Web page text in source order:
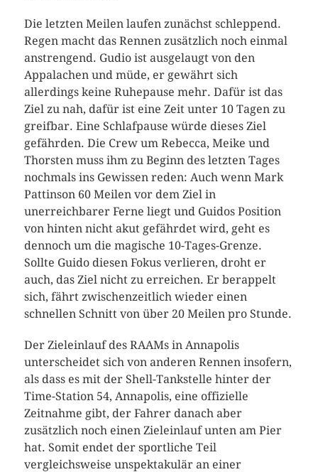
Die letzten Meilen laufen zunächst schleppend.
Regen macht das Rennen zusätzlich noch einmal
anstrengend. Gudio ist ausgelaugt von den
Appalachen und müde, er gewährt sich
allerdings keine Ruhepause mehr. Dafür ist das
Ziel zu nah, dafür ist eine Zeit unter 10 Tagen zu
greifbar. Eine Schlafpause würde dieses Ziel
gefährden. Die Crew um Rebecca, Meike und
Thorsten muss ihm zu Beginn des letzten Tages
nochmals ins Gewissen reden: Auch wenn Mark
Pattinson 60 Meilen vor dem Ziel in
unerreichbarer Ferne liegt und Guidos Position
von hinten nicht akut gefährdet wird, geht es
dennoch um die magische 10-Tages-Grenze.
Sollte Guido diesen Fokus verlieren, droht er
auch, das Ziel nicht zu erreichen. Er berappelt
sich, fährt zwischenzeitlich wieder einen
schnellen Schnitt von über 20 Meilen pro Stunde.
Der Zieleinlauf des RAAMs in Annapolis
unterscheidet sich von anderen Rennen insofern,
als dass es mit der Shell-Tankstelle hinter der
Time-Station 54, Annapolis, eine offizielle
Zeitnahme gibt, der Fahrer danach aber
zusätzlich noch einen Zieleinlauf unten am Pier
hat. Somit endet der sportliche Teil
vergleichsweise unspektakulär an einer